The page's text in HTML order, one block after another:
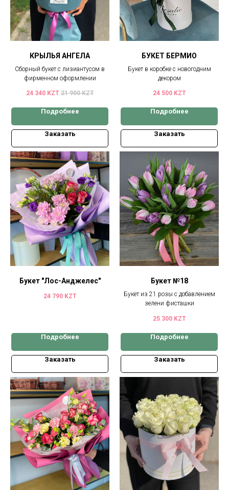
КРЫЛЬЯ АНГЕЛА
Сборный букет с лизиантусом в
фирменном оформлении
24 340 KZT 21 900 KZT
Подробнее
Заказать
БУКЕТ БЕРМИО
Букет в коробке с новогодним
декором
24 500 KZT
Подробнее
Заказать
Букет "Лос-Анджелес"
24 790 KZT
Подробнее
Заказать
Букет №18
Букет из 21 розы с добавлением
зелени фисташки
25 300 KZT
Подробнее
Заказать